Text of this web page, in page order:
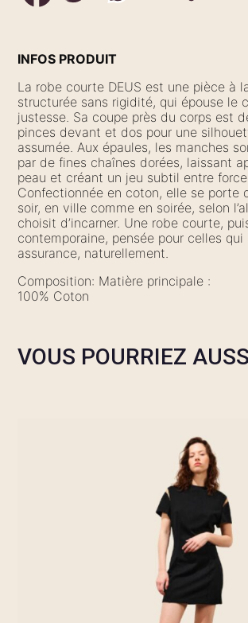
INFOS PRODUIT
La robe courte DEUS est une pièce à
structurée sans rigidité, qui épouse le
justesse. Sa coupe près du corps est
pinces devant et dos pour une
assumée. Aux épaules, les manches
par de fines chaînes dorées, laissant
peau et créant un jeu subtil entre
Confectionnée en coton, elle se porte
soir, en ville comme en soirée, selon
choisit d’incarner. Une robe courte,
contemporaine, pensée pour celles
assurance, naturellement.
Composition: Matière principale :
100% Coton
VOUS POURRIEZ